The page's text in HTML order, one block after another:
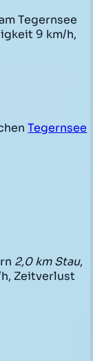
Tegernsee
9 km/h,
Tegernsee
2,0 km Stau,
Zeitverlust